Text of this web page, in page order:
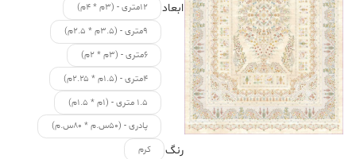
ابعاد
۱۲متری - (۳م * ۴م)
۹متری - (۳.۵م * ۲.۵م)
۶متری - (۳م * ۲م)
۴متری - (۱.۵م * ۲.۲۵م)
۱.۵ متری - (۱م * ۱.۵م)
پادری - (۵۰س.م * ۸۰س.م)
رنگ کرم